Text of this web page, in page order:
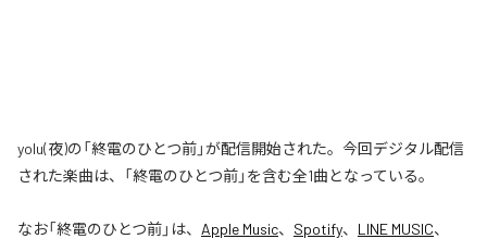
yolu(夜)の「終電のひとつ前」が配信開始された。今回デジタル配信
された楽曲は、「終電のひとつ前」を含む全1曲となっている。
なお「終電のひとつ前」は、 Apple Music、 Spotify、 LINE MUSIC、